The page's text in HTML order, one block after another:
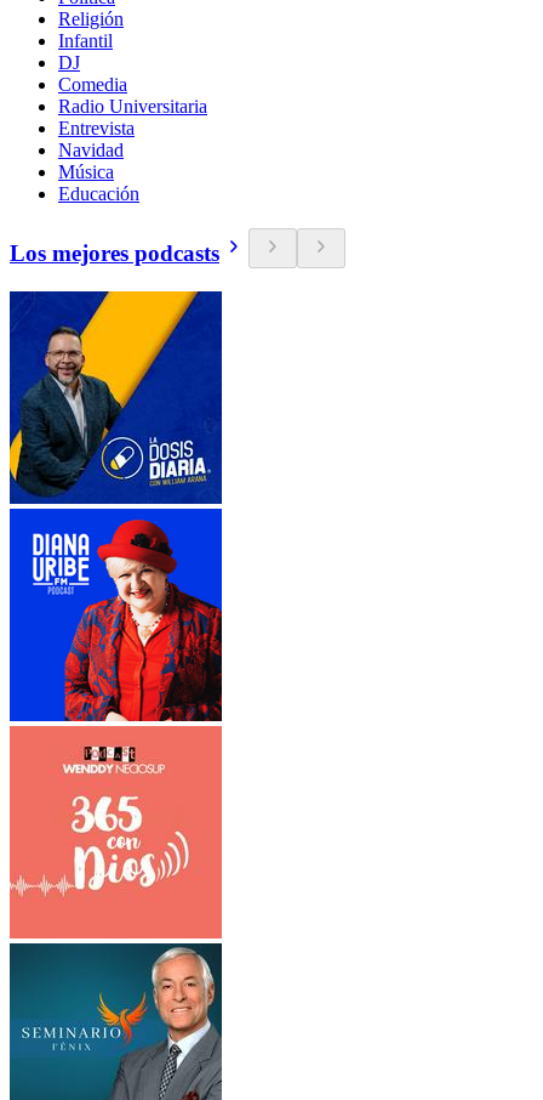
Religión
Infantil
DJ
Comedia
Radio Universitaria
Entrevista
Navidad
Música
Educación
Los mejores podcasts